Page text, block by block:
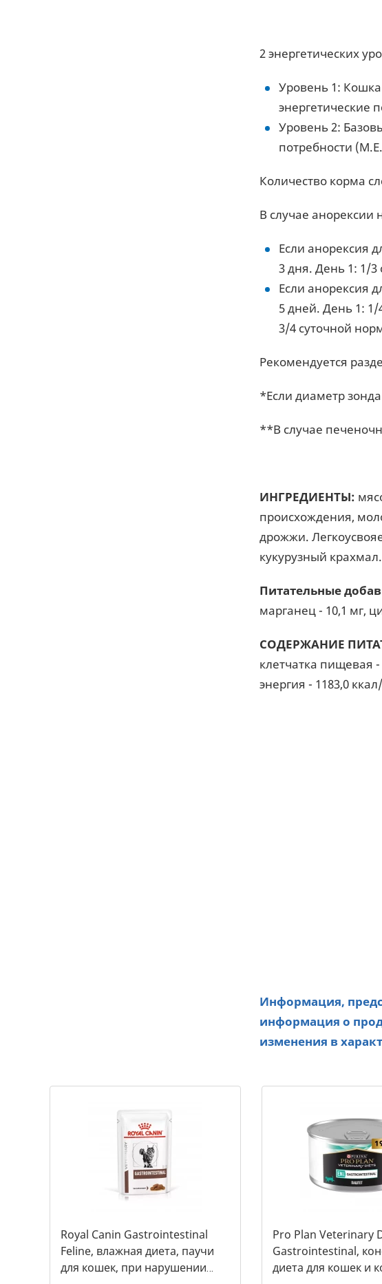
2 энергетических
Уровень 1:
энергетические
Уровень 2:
потребности
Количество корма
В случае
Если анорексия
3 дня. День 1: 1/
Если анорексия
5 дней. День 1:
3/4 суточной
Рекомендуется
*Если диаметр
**В случае
ИНГРЕДИЕНТЫ:
происхождения,
дрожжи.
кукурузный крахмал.
Питательные
марганец - 10,1 мг,
СОДЕРЖАНИЕ
клетчатка пищевая
энергия - 1183,0
Информация,
информация о
изменения в
Royal Canin Gastrointestinal
Feline, влажная диета, паучи
для кошек, при нарушении
Pro Plan Veterinary
Gastrointestinal,
диета для кошек и